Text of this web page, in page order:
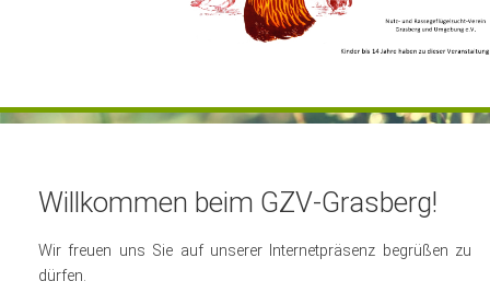
Willkommen beim GZV-Grasberg!
Wir freuen uns Sie auf unserer Internetpräsenz begrüßen zu
dürfen.